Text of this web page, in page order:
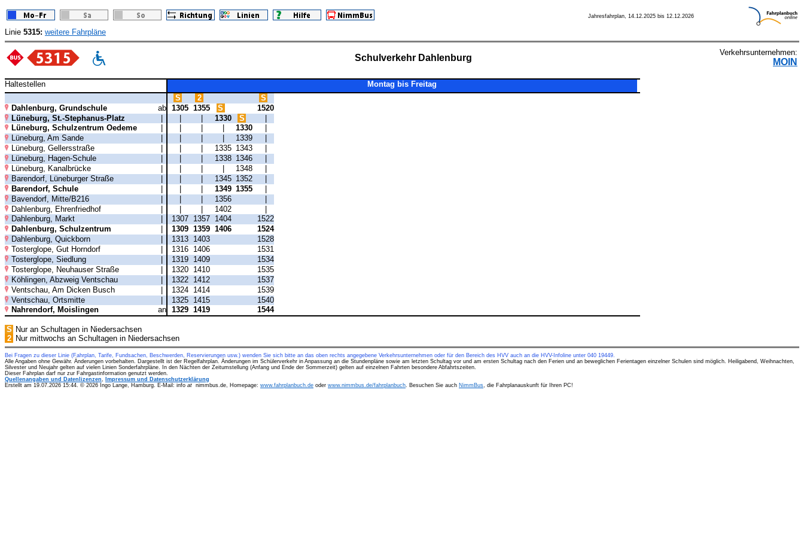
Jahresfahrplan, 14.12.2025 bis 12.12.2026
Linie 5315: weitere Fahrpläne
Schulverkehr Dahlenburg
Verkehrsunternehmen:
MOIN
Haltestellen
Montag bis Freitag
S
2
S
Dahlenburg, Grundschule
ab 1305 1355 S
1520
Lüneburg, St.-Stephanus-Platz
| | | 1330 S
|
Lüneburg, Schulzentrum Oedeme
1330
Lüneburg, Am Sande
1339
Lüneburg, Gellersstraße
1335 1343
Lüneburg, Hagen-Schule
1338 1346
Lüneburg, Kanalbrücke
1348
Barendorf, Lüneburger Straße
1345 1352
Barendorf, Schule
1349 1355
Bavendorf, Mitte/B216
| | | 1356
|
Dahlenburg, Ehrenfriedhof
| | | 1402
|
Dahlenburg, Markt
1307 1357 1404
1522
Dahlenburg, Schulzentrum
1309 1359 1406
1524
Dahlenburg, Quickborn
1313 1403
1528
Tosterglope, Gut Horndorf
1316 1406
1531
Tosterglope, Siedlung
1319 1409
1534
Tosterglope, Neuhauser Straße
1320 1410
1535
Köhlingen, Abzweig Ventschau
1322 1412
1537
Ventschau, Am Dicken Busch
| 1324 1414
1539
Ventschau, Ortsmitte
| 1325 1415
1540
Nahrendorf, Moislingen
an 1329 1419 1544
S Nur an Schultagen in Niedersachsen
2 Nur mittwochs an Schultagen in Niedersachsen
Bei Fragen zu dieser Linie (Fahrplan, Tarife, Fundsachen, Beschwerden, Reservierungen usw.) wenden Sie sich bitte an das oben rechts angegebene Verkehrsunternehmen oder für den Bereich des HVV auch an die HVV-Infoline unter 040 19449.
Alle Angaben ohne Gewähr. Änderungen vorbehalten. Dargestellt ist der Regelfahrplan. Änderungen im Schülerverkehr in Anpassung an die Stundenpläne sowie am letzten Schultag vor und am ersten Schultag nach den Ferien und an beweglichen Ferientagen einzelner Schulen sind möglich. Heiligabend, Weihnachten,
Silvester und Neujahr gelten auf vielen Linien Sonderfahrpläne. In den Nächten der Zeitumstellung (Anfang und Ende der Sommerzeit) gelten auf einzelnen Fahrten besondere Abfahrtszeiten.
Dieser Fahrplan darf nur zur Fahrgastinformation genutzt werden.
Quellenangaben und Datenlizenzen,
Impressum und Datenschutzerklärung
Erstellt am 19.07.2026 15:44. © 2026 Ingo Lange, Hamburg. E-Mail: info at nimmbus.de, Homepage: www.fahrplanbuch.de oder www.nimmbus.de/fahrplanbuch. Besuchen Sie auch NimmBus, die Fahrplanauskunft für Ihren PC!